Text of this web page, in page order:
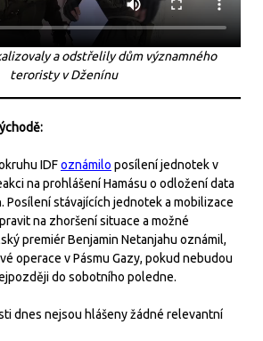
a odstřelily dům významného
teroristy v Dženínu
IDFoznámilo posílení jednotek v
na prohlášení Hamásu o odložení data
Posílení stávajících jednotek a mobilizace
na zhoršení situace a možné
premiér Benjamin Netanjahu oznámil,
operace v Pásmu Gazy, pokud nebudou
do sobotního poledne.
dnes nejsou hlášeny žádné relevantní